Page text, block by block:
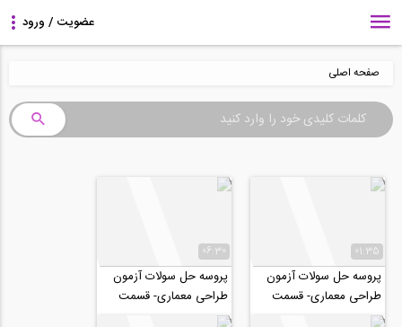
صفحه اصلی
01:35
پروسه حل سولات آزمون
طراحی معماری- قسمت
دوم
06:30
پروسه حل سولات آزمون
طراحی معماری- قسمت
اول